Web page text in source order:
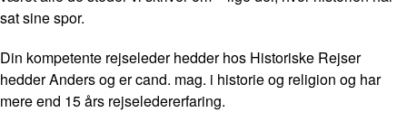
sat sine spor.
Din kompetente rejseleder hedder hos Historiske Rejser
hedder Anders og er cand. mag. i historie og religion og har
mere end 15 års rejseledererfaring.